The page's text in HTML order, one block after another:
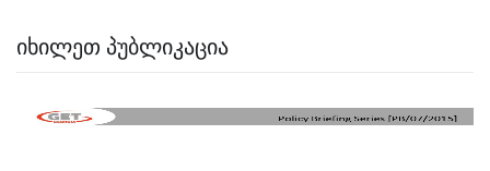
ᲘᲮᲘᲚᲔᲗ ᲞᲣᲑᲚᲘᲙᲐᲪᲘᲐ